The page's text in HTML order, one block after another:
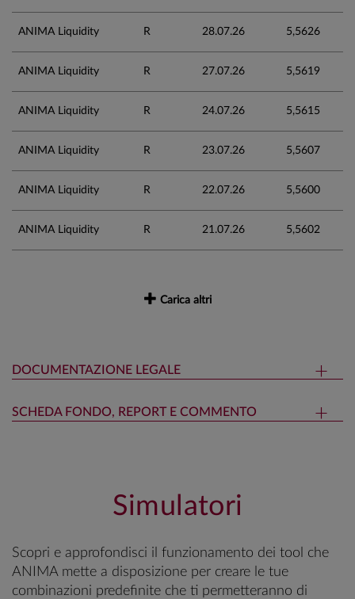
ANIMA Liquidity R 28.07.26 5,5626
ANIMA Liquidity R 27.07.26 5,5619
ANIMA Liquidity R 24.07.26 5,5615
ANIMA Liquidity R 23.07.26 5,5607
ANIMA Liquidity R 22.07.26 5,5600
ANIMA Liquidity R 21.07.26 5,5602
Carica altri
DOCUMENTAZIONE LEGALE
SCHEDA FONDO, REPORT E COMMENTO
Simulatori
Scopri e approfondisci il funzionamento dei tool che
ANIMA mette a disposizione per creare le tue
combinazioni predefinite che ti permetteranno di